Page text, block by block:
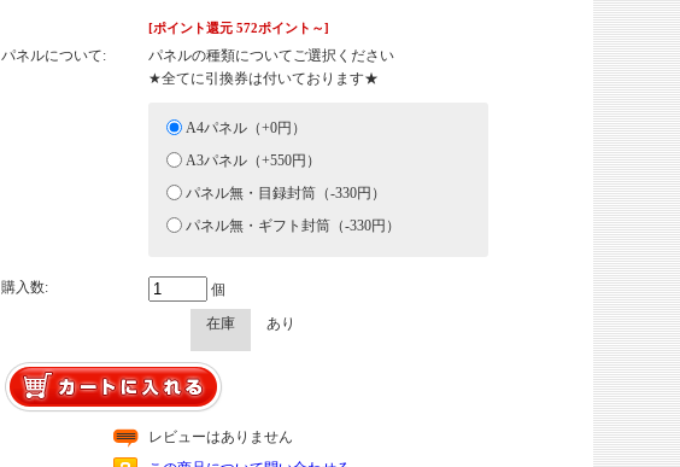
[ポイント還元 572ポイント～]
パネルについて:
パネルの種類についてご選択ください
★全てに引換券は付いております★
A4パネル（+0円）
A3パネル（+550円）
パネル無・目録封筒（-330円）
パネル無・ギフト封筒（-330円）
購入数:
個
在庫
あり
レビューはありません